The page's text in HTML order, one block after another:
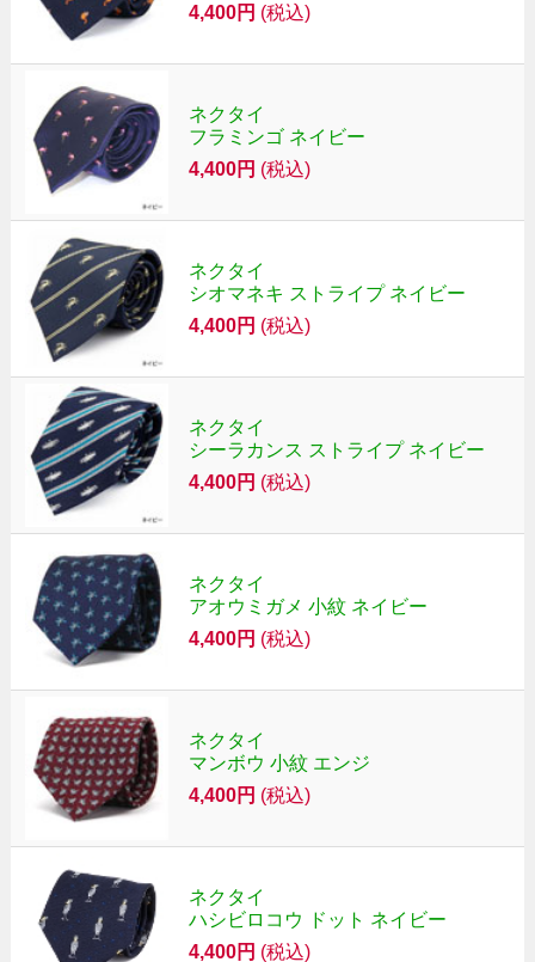
4,400円 (税込)
ネクタイ
フラミンゴ ネイビー
4,400円 (税込)
ネクタイ
シオマネキ ストライプ ネイビー
4,400円 (税込)
ネクタイ
シーラカンス ストライプ ネイビー
4,400円 (税込)
ネクタイ
アオウミガメ 小紋 ネイビー
4,400円 (税込)
ネクタイ
マンボウ 小紋 エンジ
4,400円 (税込)
ネクタイ
ハシビロコウ ドット ネイビー
4,400円 (税込)